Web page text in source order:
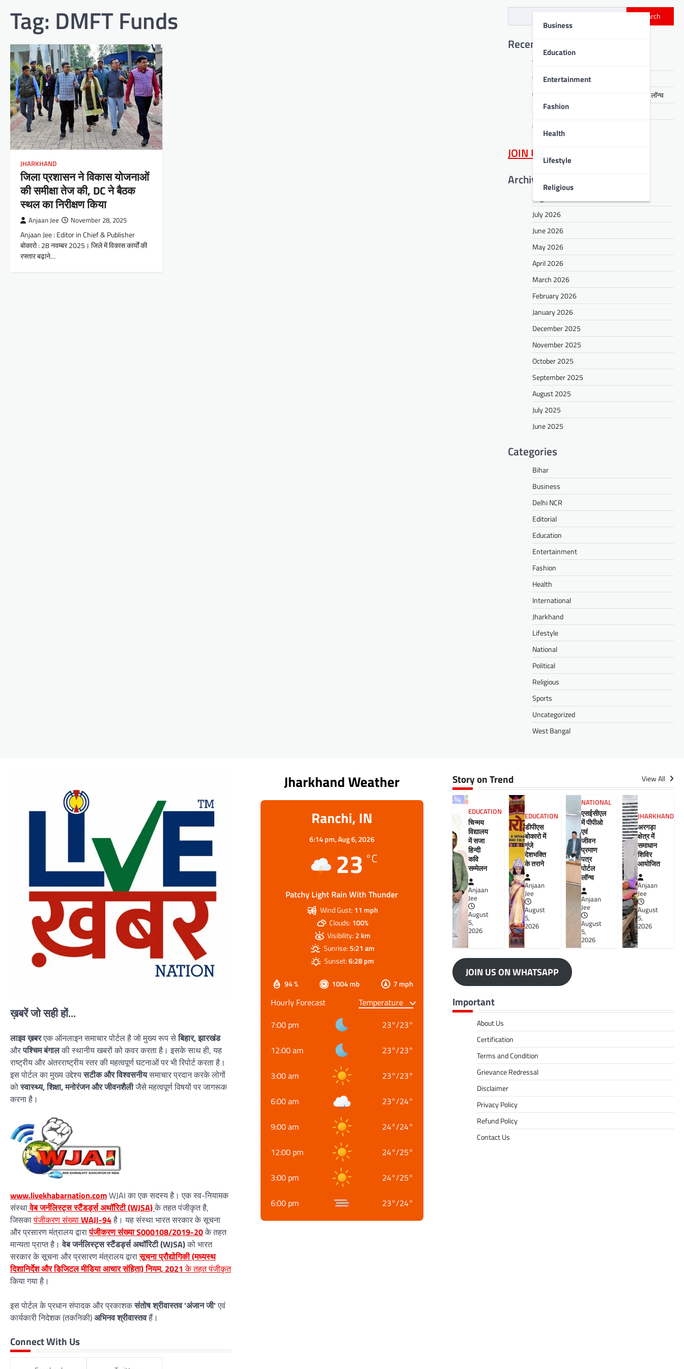
Business
Education
Entertainment
Fashion
Health
Lifestyle
Religious
Tag: DMFT Funds
JHARKHAND
जिला प्रशासन ने विकास योजनाओं
की समीक्षा तेज की, DC ने बैठक
स्थल का निरीक्षण किया
Anjaan Jee November 28, 2025
Anjaan Jee : Editor in Chief & Publisher
बोकारो : 28 नवम्बर 2025। जिले में विकास कार्यों की
रफ्तार बढ़ाने…
Search
Recent Posts
चिन्मय विद्यालय में सजा हिन्दी कवि सम्मेलन
डीपीएस बोकारो में गूंजे देशभक्ति के तराने
एसईसीएल में पीपीओ एवं जीवन प्रमाण पत्र पोर्टल लॉन्च
अरगड़ा क्षेत्र में समाधान शिविर आयोजित
सीसीएल में एचसीएम मॉड्यूल पर प्रशिक्षण
JOIN US
Archives
August 2026
July 2026
June 2026
May 2026
April 2026
March 2026
February 2026
January 2026
December 2025
November 2025
October 2025
September 2025
August 2025
July 2025
June 2025
Categories
Bihar
Business
Delhi NCR
Editorial
Education
Entertainment
Fashion
Health
International
Jharkhand
Lifestyle
National
Political
Religious
Sports
Uncategorized
West Bangal
ख़बरें जो सही हों...
लाइव ख़बरएक ऑनलाइन समाचार पोर्टल है जो मुख्य रूप सेबिहार, झारखंड
औरपश्चिम बंगालकी स्थानीय खबरों को कवर करता है। इसके साथ ही, यह
राष्ट्रीय और अंतरराष्ट्रीय स्तर की महत्वपूर्ण घटनाओं पर भी रिपोर्ट करता है।
इस पोर्टल का मुख्य उद्देश्यसटीक और विश्वसनीयसमाचार प्रदान करके लोगों
कोस्वास्थ्य, शिक्षा, मनोरंजन और जीवनशैलीजैसे महत्वपूर्ण विषयों पर जागरूक
करना है।
www.livekhabarnation.comWJAI का एक सदस्य है। एक स्व-नियामक
संस्थावेब जर्नलिस्ट्स स्टैंडर्ड्स अथॉरिटी (WJSA)के तहत पंजीकृत है,
जिसकापंजीकरण संख्याWAJI-94है। यह संस्था भारत सरकार के सूचना
और प्रसारण मंत्रालय द्वारापंजीकरण संख्या S000108/2019-20के तहत
मान्यता प्राप्त है।वेब जर्नलिस्ट्स स्टैंडर्ड्स अथॉरिटी (WJSA)को भारत
सरकार के सूचना और प्रसारण मंत्रालय द्वारासूचना प्रौद्योगिकी (मध्यस्थ
दिशानिर्देश और डिजिटल मीडिया आचार संहिता) नियम, 2021 के तहत पंजीकृत
किया गया है।
इस पोर्टल के प्रधान संपादक और प्रकाशकसंतोष श्रीवास्तव 'अंजान जी'एवं
कार्यकारी निदेशक (तकनिकी)अभिनव श्रीवास्तवहैं।
Connect With Us
Jharkhand Weather
Ranchi, IN
6:14 pm,Aug 6, 2026
23 °C
Patchy Light Rain With Thunder
94 % 1004 mb 7 mph
Wind Gust: 11 mph
Clouds:100%
Visibility:2 km
Sunrise:5:21 am
Sunset:6:28 pm
Hourly Forecast
7:00 pm
23°/23°
12:00 am 23°/23°
3:00 am 23°/23°
6:00 am 23°/24°
9:00 am 24°/24°
12:00 pm 24°/25°
3:00 pm 24°/25°
6:00 pm 23°/24°
Story on Trend View All
EDUCATION
चिन्मय
विद्यालय
में सजा
हिन्दी
कवि
सम्मेलन
Anjaan
Jee
August
5,
2026
EDUCATION
डीपीएस
बोकारो में
गूंजे
देशभक्ति
के तराने
Anjaan
Jee
August
5,
2026
NATIONAL
एसईसीएल
में पीपीओ
एवं
जीवन
प्रमाण
पत्र
पोर्टल
लॉन्च
Anjaan
Jee
August
5,
2026
JHARKHAND
अरगड़ा
क्षेत्र में
समाधान
शिविर
आयोजित
Anjaan
Jee
August
5,
2026
JOIN US ON WHATSAPP
Important
About Us
Certification
Terms and Condition
Grievance Redressal
Disclaimer
Privacy Policy
Refund Policy
Contact Us